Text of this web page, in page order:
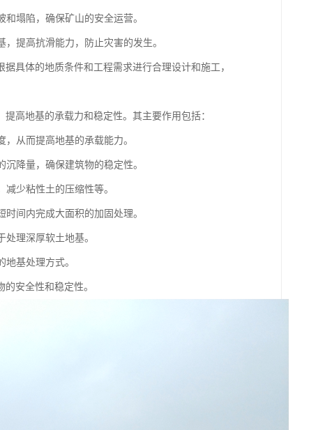
塌陷，确保矿山的安全运营。
提高抗滑能力，防止灾害的发生。
具体的地质条件和工程需求进行合理设计和施工，
高地基的承载力和稳定性。其主要作用包括：
从而提高地基的承载能力。
降量，确保建筑物的稳定性。
少粘性土的压缩性等。
间内完成大面积的加固处理。
理深厚软土地基。
基处理方式。
安全性和稳定性。